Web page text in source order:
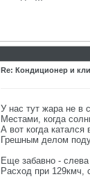
Re: Кондиционер и
У нас тут жара не в
Местами, когда
А вот когда
Грешным делом
Еще забавно -
Расход при 129кмч,